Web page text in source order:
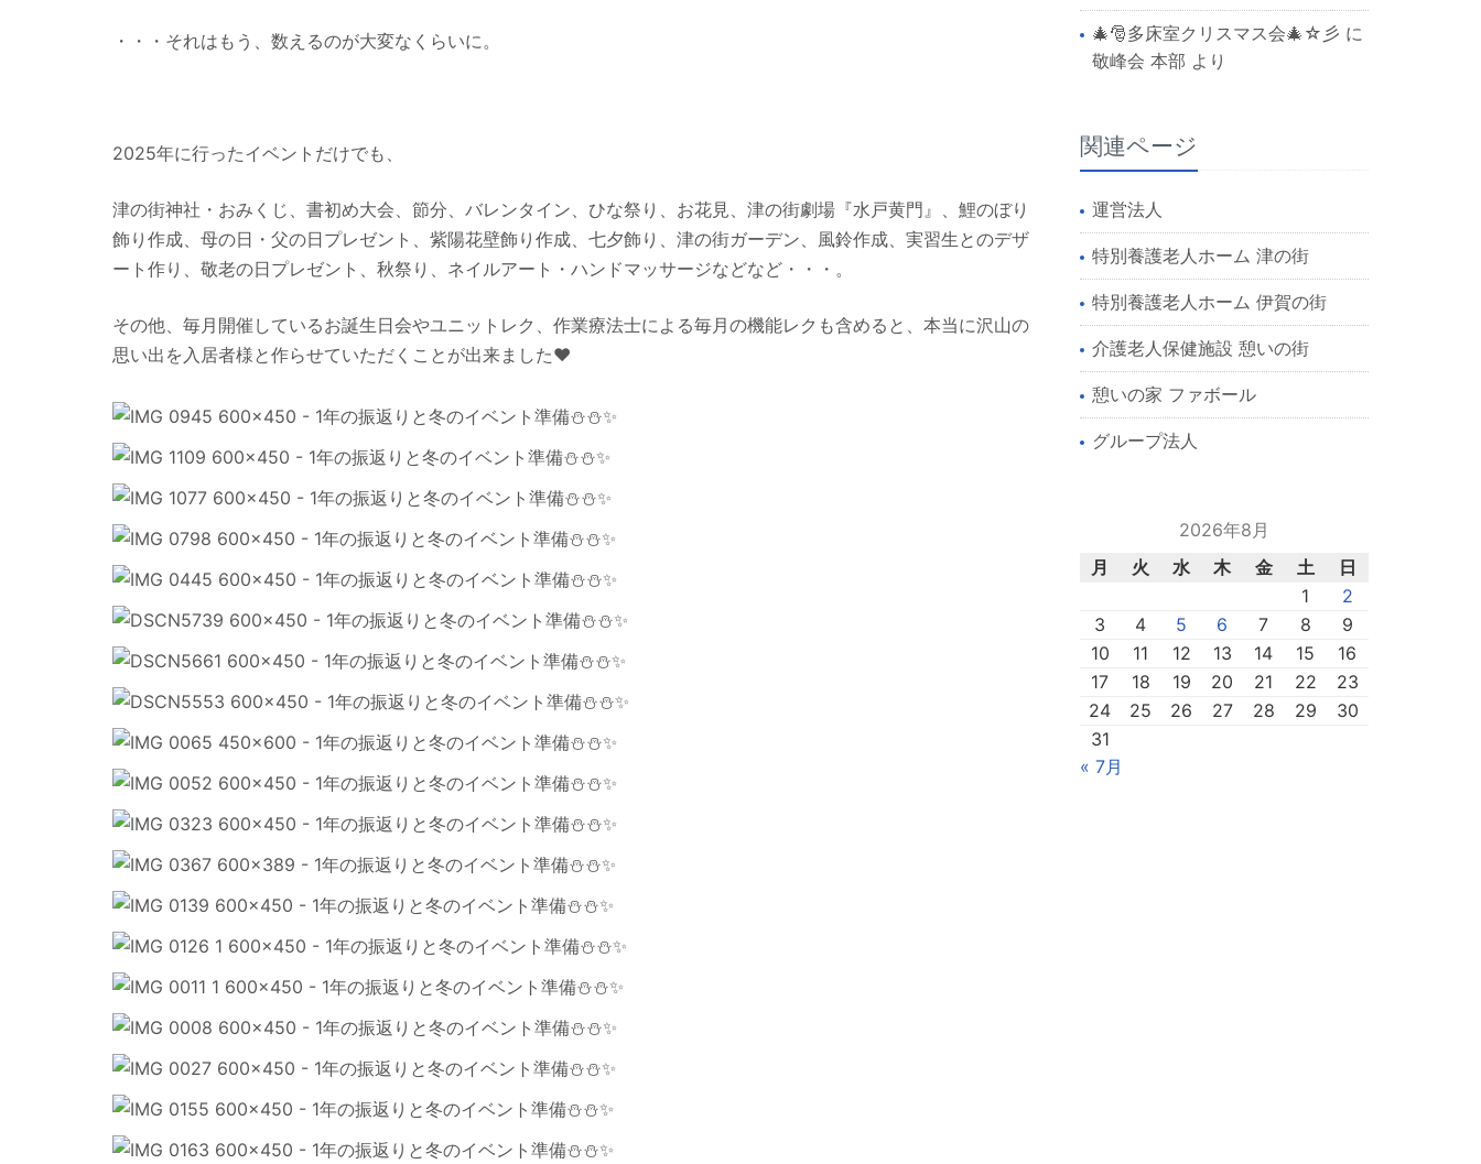
・・・それはもう、数えるのが大変なくらいに。
2025年に行ったイベントだけでも、
津の街神社・おみくじ、書初め大会、節分、バレンタイン、ひな祭り、お花見、津の街劇場『水戸黄門』、鯉のぼり
飾り作成、母の日・父の日プレゼント、紫陽花壁飾り作成、七夕飾り、津の街ガーデン、風鈴作成、実習生とのデザ
ート作り、敬老の日プレゼント、秋祭り、ネイルアート・ハンドマッサージなどなど・・・。
その他、毎月開催しているお誕生日会やユニットレク、作業療法士による毎月の機能レクも含めると、本当に沢山の
思い出を入居者様と作らせていただくことが出来ました❤️
🎄🎅多床室クリスマス会🎄☆彡 に
敬峰会 本部 より
関連ページ
運営法人
特別養護老人ホーム 津の街
特別養護老人ホーム 伊賀の街
介護老人保健施設 憩いの街
憩いの家 ファボール
グループ法人
2026年8月
月
火 水 木 金 土
日
1
2
3
4 5 6 7 8
9
10
11 12 13 14 15
16
17
18 19 20 21 22
23
24
25 26 27 28 29
30
31
« 7月